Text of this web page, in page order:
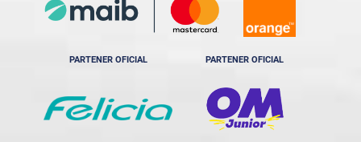
PARTENER OFICIAL PARTENER OFICIAL